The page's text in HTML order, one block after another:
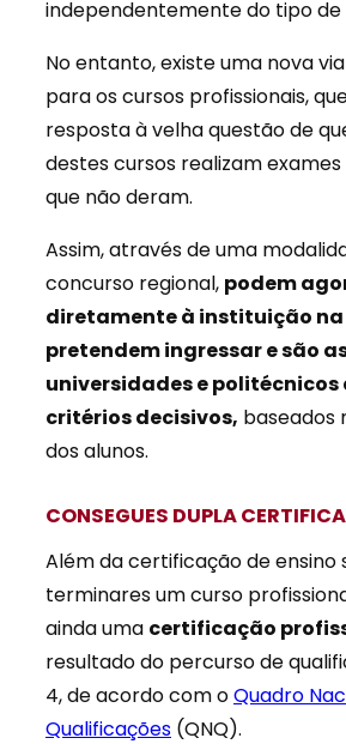
independentemente do tipo de
No entanto, existe uma nova
para os cursos profissionais,
resposta à velha questão de
destes cursos realizam
que não deram.
Assim, através de uma
concurso regional, podem
diretamente à instituição
pretendem ingressar e são
universidades e politécnicos
critérios decisivos, baseados
dos alunos.
CONSEGUES DUPLA
Além da certificação de ensino
terminares um curso
ainda uma certificação
resultado do percurso de
4, de acordo com oQuadro
Qualificações (QNQ).